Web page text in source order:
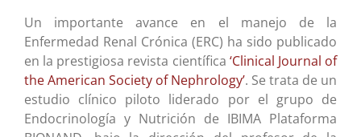
Un importante avance en el manejo de la
Enfermedad Renal Crónica (ERC) ha sido publicado
en la prestigiosa revista científica ‘Clinical Journal of
the American Society of Nephrology’. Se trata de un
estudio clínico piloto liderado por el grupo de
Endocrinología y Nutrición de IBIMA Plataforma